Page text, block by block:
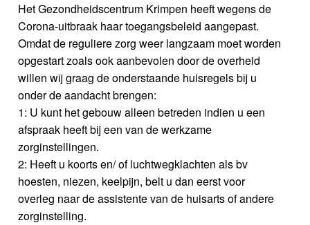
Het Gezondheidscentrum Krimpen heeft wegens de
Corona-uitbraak haar toegangsbeleid aangepast.
Omdat de reguliere zorg weer langzaam moet worden
opgestart zoals ook aanbevolen door de overheid
willen wij graag de onderstaande huisregels bij u
onder de aandacht brengen:
1: U kunt het gebouw alleen betreden indien u een
afspraak heeft bij een van de werkzame
zorginstellingen.
2: Heeft u koorts en/ of luchtwegklachten als bv
hoesten, niezen, keelpijn, belt u dan eerst voor
overleg naar de assistente van de huisarts of andere
zorginstelling.